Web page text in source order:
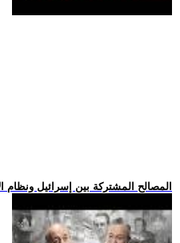
.. المصالح المشتركة بين إسرائيل